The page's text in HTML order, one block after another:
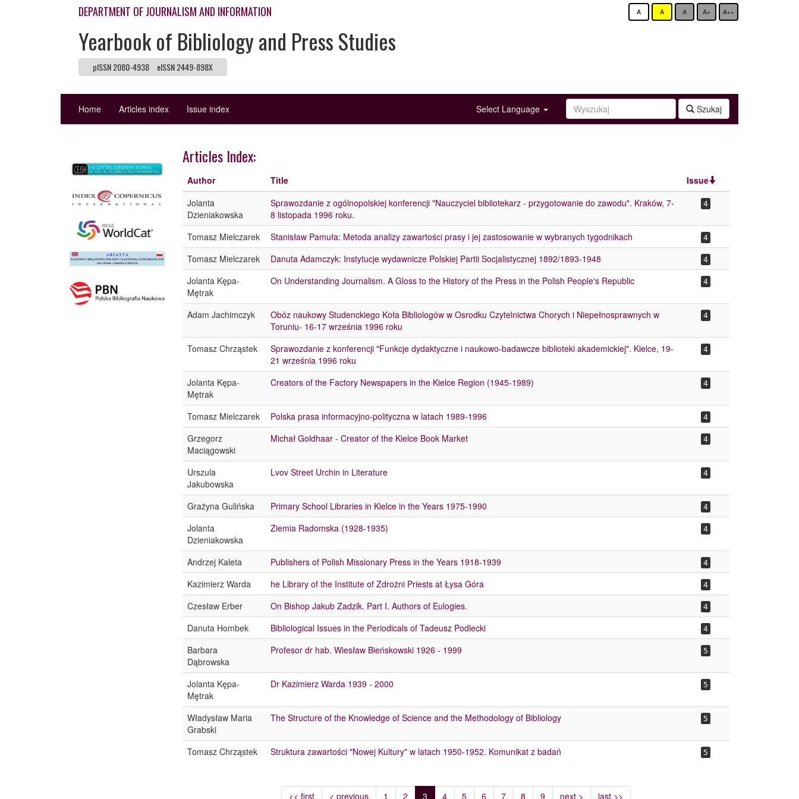
DEPARTMENT OF JOURNALISM AND INFORMATION
Yearbook of Bibliology and Press Studies
pISSN 2080-4938 eISSN 2449-898X
A A A A+ A++
Home Articles index Issue index Szukaj
Select Language
Articles Index:
Author Title
Issue
Jolanta
Dzieniakowska
Sprawozdanie z ogólnopolskiej konferencji "Nauczyciel bibliotekarz - przygotowanie do zawodu". Kraków, 7-
8 listopada 1996 roku.
4
Tomasz Mielczarek Stanisław Pamuła: Metoda analizy zawartości prasy i jej zastosowanie w wybranych tygodnikach 4
Tomasz Mielczarek Danuta Adamczyk: Instytucje wydawnicze Polskiej Partii Socjalistycznej 1892/1893-1948 4
Jolanta Kępa-
Mętrak
On Understanding Journalism. A Gloss to the History of the Press in the Polish People's Republic 4
Adam Jachimczyk
Obóz naukowy Studenckiego Koła Bibliologów w Osrodku Czytelnictwa Chorych i Niepełnosprawnych w
Toruniu- 16-17 września 1996 roku
4
Tomasz Chrząstek
Sprawozdanie z konferencji "Funkcje dydaktyczne i naukowo-badawcze biblioteki akademickiej". Kielce, 19-
21 września 1996 roku
4
Jolanta Kępa-
Mętrak
Creators of the Factory Newspapers in the Kielce Region (1945-1989) 4
Tomasz Mielczarek Polska prasa informacyjno-polityczna w latach 1989-1996 4
Grzegorz
Maciągowski
Michał Goldhaar - Creator of the Kielce Book Market 4
Urszula
Jakubowska
Lvov Street Urchin in Literature 4
Grażyna Gulińska Primary School Libraries in Kielce in the Years 1975-1990 4
Jolanta
Dzieniakowska
Ziemia Radomska (1928-1935) 4
Andrzej Kaleta Publishers of Polish Missionary Press in the Years 1918-1939 4
Kazimierz Warda he Library of the Institute of Zdrożni Priests at Łysa Góra 4
Czesław Erber On Bishop Jakub Zadzik. Part I. Authors of Eulogies. 4
Danuta Hombek Bibliological Issues in the Periodicals of Tadeusz Podlecki 4
Barbara
Dąbrowska
Profesor dr hab. Wiesław Bieńskowski 1926 - 1999 5
Jolanta Kępa-
Mętrak
Dr Kazimierz Warda 1939 - 2000 5
Władysław Maria
Grabski
The Structure of the Knowledge of Science and the Methodology of Bibliology 5
Tomasz Chrząstek Struktura zawartości "Nowej Kultury" w latach 1950-1952. Komunikat z badań 5
<< first < previous 1 2 3 4 5 6 7 8 9 next > last >>